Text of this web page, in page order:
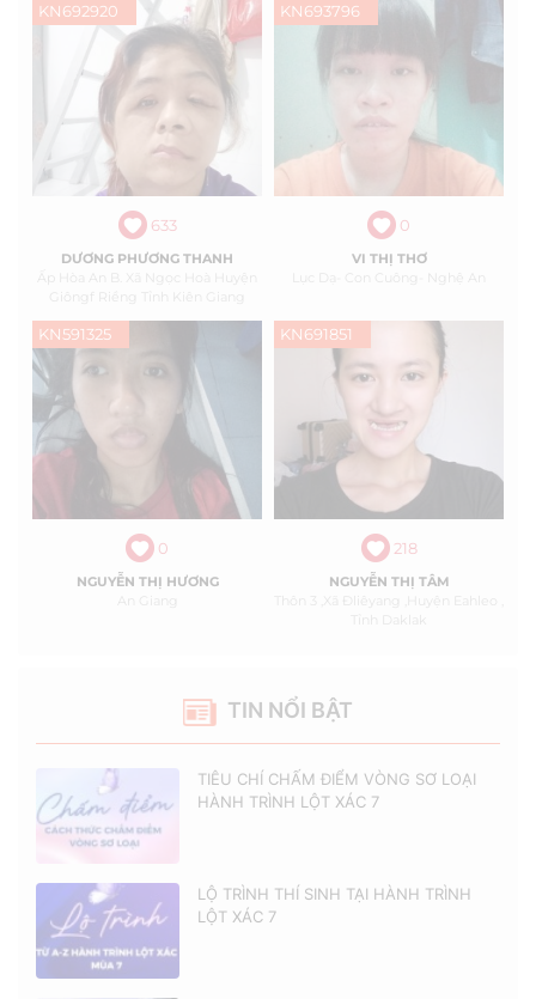
TIN NỔI BẬT
TIÊU CHÍ CHẤM ĐIỂM VÒNG SƠ LOẠI
HÀNH TRÌNH LỘT XÁC 7
LỘ TRÌNH THÍ SINH TẠI HÀNH TRÌNH
LỘT XÁC 7
KN692920
633
DƯƠNG PHƯƠNG THANH
Ấp Hòa An B. Xã Ngọc Hoà Huyện
Giôngf Riềng Tỉnh Kiên Giang
KN693796
0
VI THỊ THƠ
Lục Dạ- Con Cuông- Nghệ An
KN591325
0
NGUYỄN THỊ HƯƠNG
An Giang
KN691851
218
NGUYỄN THỊ TÂM
Thôn 3 ,xã Đliêyang ,huyện Eahleo ,
Tỉnh Daklak